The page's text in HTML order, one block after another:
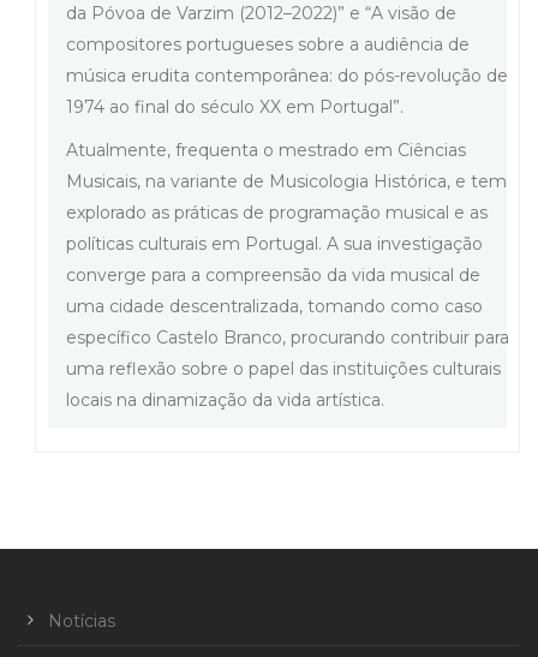
da Póvoa de Varzim (2012–2022)” e “A visão de
compositores portugueses sobre a audiência de
música erudita contemporânea: do pós-revolução de
1974 ao final do século XX em Portugal”.
Atualmente, frequenta o mestrado em Ciências
Musicais, na variante de Musicologia Histórica, e tem
explorado as práticas de programação musical e as
políticas culturais em Portugal. A sua investigação
converge para a compreensão da vida musical de
uma cidade descentralizada, tomando como caso
específico Castelo Branco, procurando contribuir para
uma reflexão sobre o papel das instituições culturais
locais na dinamização da vida artística.
Notícias